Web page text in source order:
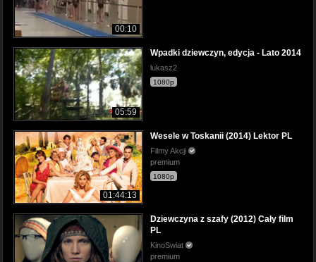
00:10
05:59
Wpadki dziewczyn, edycja - Lato 2014
lukasz2
1080p
01:44:13
Wesele w Toskanii (2014) Lektor PL
Filmy Akcji
premium
1080p
Dziewczyna z szafy (2012) Cały film
PL
KinoSwiat
premium